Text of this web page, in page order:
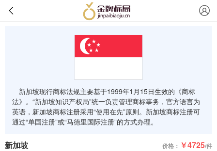
新加坡现行商标法规主要基于1999年1月15日生效的《商标
法》。“新加坡知识产权局”统一负责管理商标事务，官方语言为
英语，新加坡商标注册采用“使用在先”原则。新加坡商标注册可
通过“单国注册”或“马德里国际注册”的方式办理。
新加坡 价格： ￥4725/件